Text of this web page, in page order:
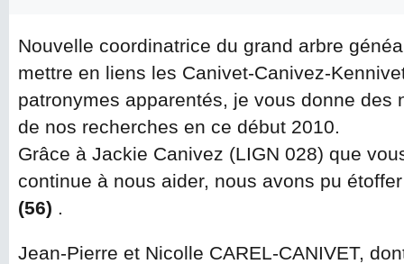
Nouvelle coordinatrice du grand arbre
mettre en liens les Canivet-Canivez-
patronymes apparentés, je vous donne des
de nos recherches en ce début 2010.
Grâce à Jackie Canivez (LIGN 028) que
continue à nous aider, nous avons pu
(56) .
Jean-Pierre et Nicolle CAREL-CANIVET,